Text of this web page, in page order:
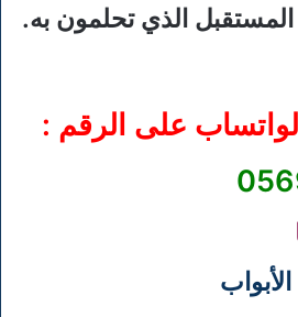
الذي تحلمون به.
على الرقم :